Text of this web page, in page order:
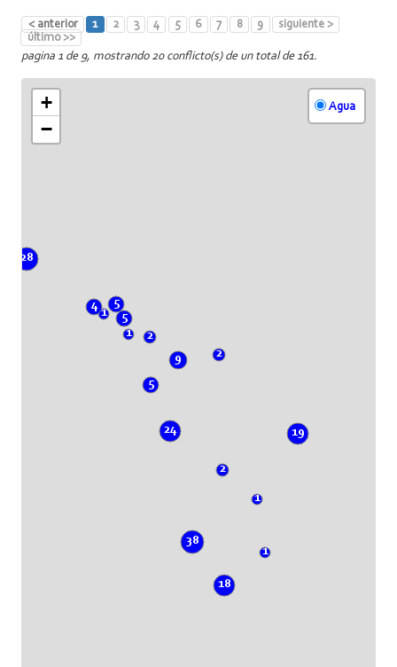
< anterior 1 2 3 4 5 6 7 8 9
siguiente >
último >>
pagina 1 de 9, mostrando 20 conflicto(s) de un total de 161.
1
1
4 5
28
5
2
18
2
19
38
9
5
1
24
1
2
+
−
Agua